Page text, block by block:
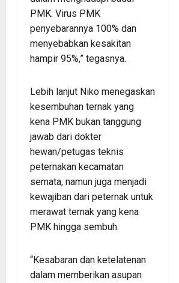
PMK. Virus PMK
penyebarannya 100% dan
menyebabkan kesakitan
hampir 95%,” tegasnya.
Lebih lanjut Niko menegaskan
kesembuhan ternak yang
kena PMK bukan tanggung
jawab dari dokter
hewan/petugas teknis
peternakan kecamatan
semata, namun juga menjadi
kewajiban dari peternak untuk
merawat ternak yang kena
PMK hingga sembuh.
“Kesabaran dan ketelatenan
dalam memberikan asupan